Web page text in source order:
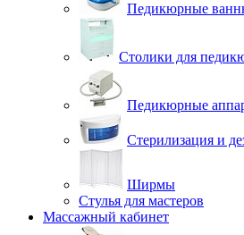
Педикюрные
Столики для
Педикюрные
Стерилизация и
Ширмы
Стулья для мастеров
Массажный кабинет